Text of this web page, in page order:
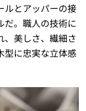
ルとアッパーの接
だ。職人の技術に
、美しさ、繊細さ
型に忠実な立体感